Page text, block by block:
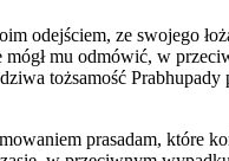
odejściem, ze swojego
mu odmówić, w
tożsamość
prasadam, które